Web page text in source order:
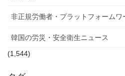
非正規労働者・プラットフォーム
韓国の労災・安全衛生ニュース
(1,544)